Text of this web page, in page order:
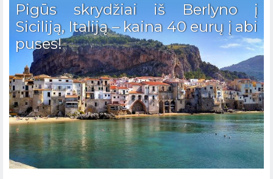
Pigūs skrydžiai iš Berlyno į
Siciliją, Italiją – kaina 40 eurų į abi
puses!